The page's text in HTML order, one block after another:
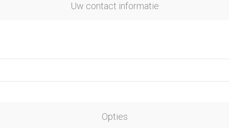
Uw contact informatie
Opties